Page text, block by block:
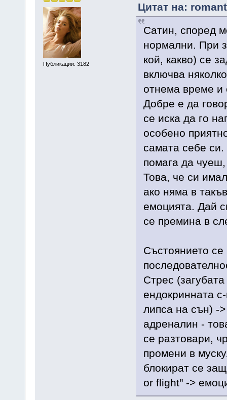
Публикации: 3182
Цитат на:
Сатин, според
нормални. При
кой, какво) се
включва
отнема време и
Добре е да
се иска да го
особено
самата себе си.
помага да
Това, че си
ако няма в
емоцията. Дай
се премина в
Състоянието се
Стрес
ендокринната
липса на сън) -
адреналин -
се разтовари,
промени в
блокират се
or flight" ->